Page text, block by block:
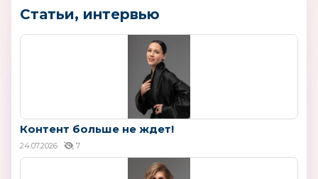
Статьи, интервью
Контент больше не ждет!
24.07.2026 7